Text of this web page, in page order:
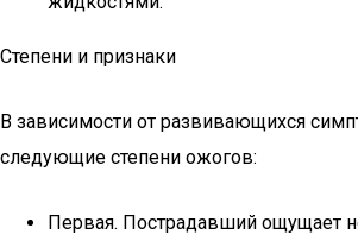
Степени и признаки
В зависимости от развивающихся
следующие степени ожогов:
Первая. Пострадавший ощущает